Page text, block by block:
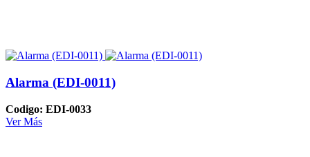
Alarma (EDI-0011)
Codigo: EDI-0033
Ver Más